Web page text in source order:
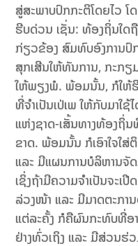
ສູ່ສະພາບປົກກະຕິໂດຍໄວ ໂ
ຮີບດ່ວນ ເຊັ່ນ: ທ້ອງຖິ່ນໃ
ກ່ຽວຂ້ອງ ສົມທົບອົງການປົ
ສຸກເສີນໃຫ້ທັນການ, ກະກ
ໃຫ້ພຽງພໍ. ພ້ອມນັ້ນ, ກໍໃຫ້
ທີ່ຈໍາເປັນເປ່ເພ ໃຫ້ກັບມາໃ
ແຫ່ງຊາດ-ເສັ້ນທາງທ້ອງຖິ່ນ
ຂາດ. ພ້ອມນັ້ນ ກໍເອົາໃຈໃສ່
ແລະ ມີແຜນການບໍລິຫານຈັ
ເຊິ່ງຖ້າມີຄວາມຈໍາເປັນຈະເ
ລ່ວງໜ້າ ແລະ ມີມາດຕະກາ
ແຕ່ລະຄັ້ງ ກໍຄືຜົນກະທົບທີ່ອ
ຢ່າງທົ່ວເຖິງ ແລະ ມີສ່ວນຮ່